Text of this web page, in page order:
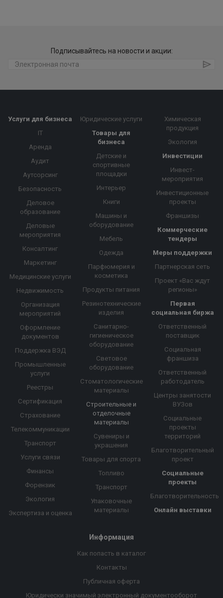
Подписывайтесь на новости и акции:
Услуги для бизнеса
IT
Аренда
Аудит
Аутсорсинг
Безопасность
Деловое
образование
Деловые
мероприятия
Консалтинг
Маркетинг
Медицинские услуги
Недвижимость
Организация
мероприятий
Оформление
документов
Поддержка ВЭД
Промышленные
услуги
Реестры
Сертификация
Страхование
Телекоммуникации
Транспорт
Услуги связи
Финансы
Форензик
Экология
Экспертиза и оценка
Юридические услуги
Товары для
бизнеса
Детские и
спортивные
площадки
Интерьер
Книги
Машины и
оборудование
Мебель
Одежда
Парфюмерия и
косметика
Продукты питания
Резинотехнические
изделия
Санитарно-
гигиеническое
оборудование
Световое
оборудование
Стоматологические
материалы
Строительные и
отделочные
материалы
Сувениры и
украшения
Товары для спорта
Топливо
Транспорт
Упаковочные
материалы
Химическая
продукция
Экология
Инвестиции
Инвест-
мероприятия
Инвестиционные
проекты
Франшизы
Коммерческие
тендеры
Меры поддержки
Партнерская сеть
Проект «Вас ждут
регионы»
Первая
социальная биржа
Ответственный
поставщик
Социальная
франшиза
Ответственный
работодатель
Центры занятости
ВУЗов
Социальные
проекты
территорий
Благотворительный
проект
Социальные
проекты
Благотворительность
Онлайн выставки
Информация
Как попасть в каталог
Контакты
Публичная оферта
Юридически значимый электронный документооборот